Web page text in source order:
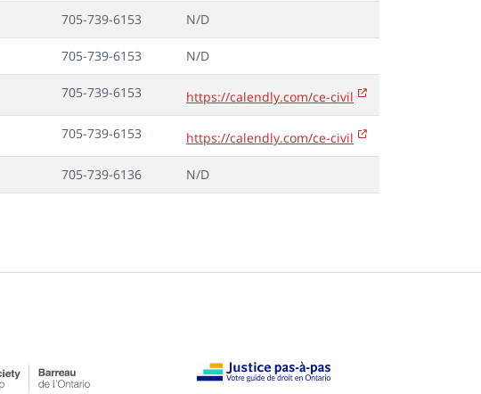
705-739-6153 N/D
705-739-6153 N/D
705-739-6153 https://calendly.com/ce-civil
705-739-6153 https://calendly.com/ce-civil
705-739-6136 N/D